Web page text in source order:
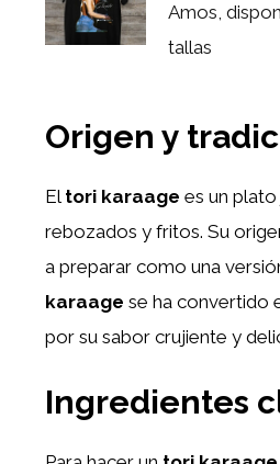
Amos,
tallas
Origen y
El tori karaage es un
rebozados y fritos. Su
a preparar como una
karaage se ha convertido
por su sabor crujiente y
Ingredientes